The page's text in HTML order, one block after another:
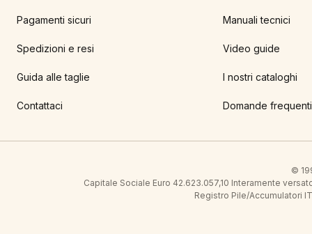
Pagamenti sicuri
Spedizioni e resi
Guida alle taglie
Contattaci
Manuali tecnici
Video guide
I nostri cataloghi
Domande frequenti
©
Capitale Sociale Euro 42.623.057,10 Interamente
Registro Pile/Accumulatori